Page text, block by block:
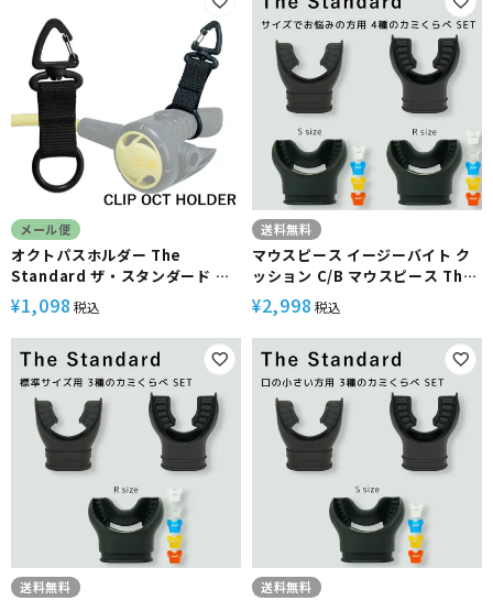
メール便
オクトパスホルダー The
Standard ザ・スタンダード オ
クトパス ホルダー リング ダイビ
ング アクセサリー パーツ オクト
重器材
¥1,098 税込
送料無料
マウスピース イージーバイト ク
ッション C/B マウスピース The
Standard ザ・スタンダード ブ
ラック シリコン ダイビング アク
セサリー パーツ スモール レギュ
ラー【EZ-CUSHION-CBs-
CBr】
¥2,998 税込
送料無料 送料無料